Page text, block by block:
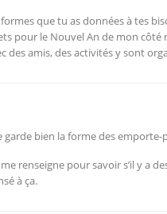
formes que tu as données à tes
pour le Nouvel An de mon côté
des amis, des activités y sont
garde bien la forme des emporte-
renseigne pour savoir s’il y a
à ça.